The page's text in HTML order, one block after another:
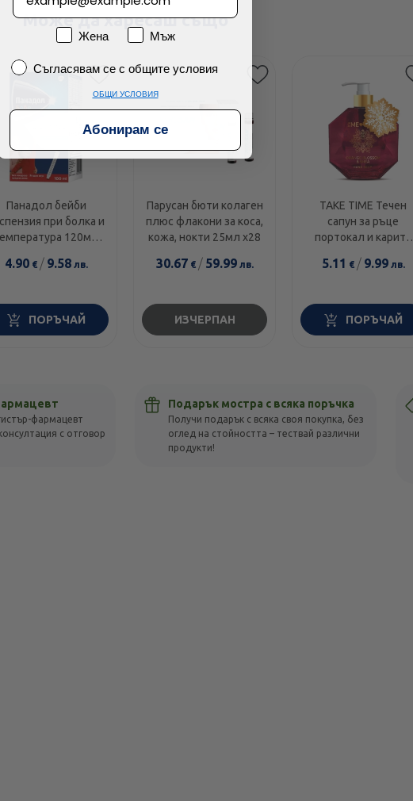
Може да харесаш също
Панадол бейби
при болка и
120мг/
4.90€ / 9.58лв.
ПОРЪЧАЙ
Парусан бюти колаген
плюс флакони за коса,
кожа, нокти 25мл х28
30.67 € / 59.99лв.
ИЗЧЕРПАН
TAKE TIME Течен
сапун за ръце
портокал и карите
5.11 € / 9.99лв.
ПОРЪЧАЙ
фармацевт
с отговор
Подарък мостра с всяка поръчка
Получи подарък с всяка своя покупка, без
оглед на стойността – тествай различни
продукти!
ПолЖена
Мъж
Съгласявам се с общите условия
Съгласявам се с общите условия
ОБЩИ УСЛОВИЯ
Абонирам се